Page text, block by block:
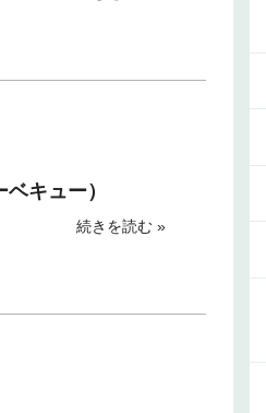
キュー）
続きを読む »